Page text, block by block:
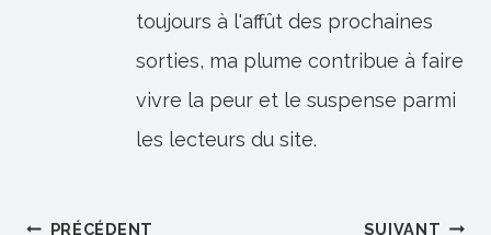
toujours à l'affût des prochaines
sorties, ma plume contribue à faire
vivre la peur et le suspense parmi
les lecteurs du site.
PRÉCÉDENT SUIVANT